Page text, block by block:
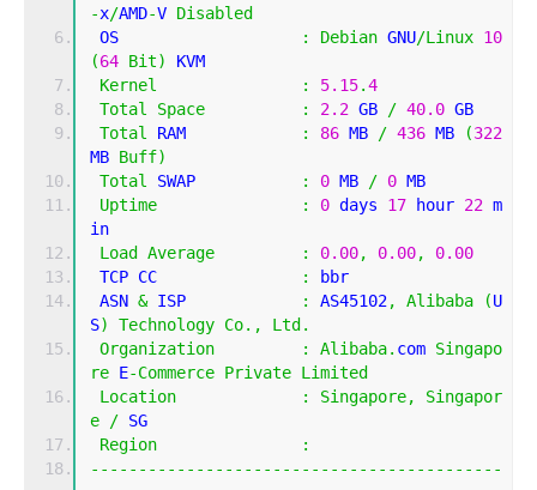
-x/AMD-V Disabled
OS
: Debian GNU/Linux 10
(64 Bit)
KVM
Kernel
: 5.15.4
Total
Space : 2.2 GB / 40.0 GB
Total
RAM : 86 MB / 436 MB (322
MB Buff)
Total
SWAP : 0 MB / 0 MB
Uptime
: 0 days 17 hour 22 m
in
Load
Average : 0.00, 0.00,
0.00
TCP CC
:
bbr
ASN & ISP : AS45102, Alibaba (U
S) Technology Co., Ltd .
Organization
: Alibaba. com Singapo
re E-Commerce Private Limited
Location
: Singapore,
Singapor
e
/ SG
Region
:
-------------------------------------------